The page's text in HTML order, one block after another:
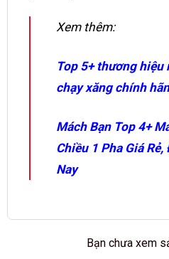
Xem thêm:
Top 5+ thương hiệu
chạy xăng chính
Mách Bạn Top 4+
Chiều 1 Pha Giá
Nay
Bạn chưa xem